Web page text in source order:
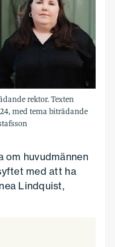
rektor. Texten
med tema biträdande
om huvudmännen
med att ha
Lindquist,